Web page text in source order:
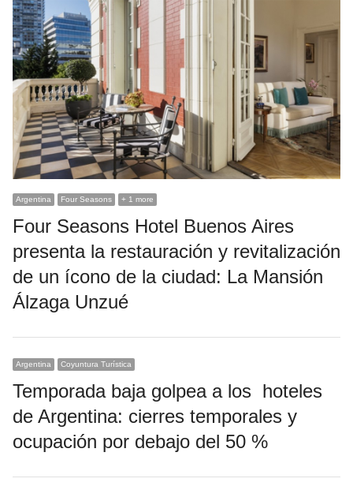
Argentina Four Seasons + 1 more
Four Seasons Hotel Buenos Aires
presenta la restauración y revitalización
de un ícono de la ciudad: La Mansión
Álzaga Unzué
Argentina Coyuntura Turística
Temporada baja golpea a los hoteles
de Argentina: cierres temporales y
ocupación por debajo del 50 %